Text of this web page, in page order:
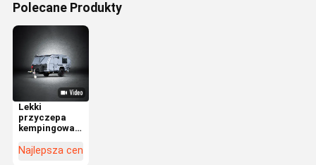
Polecane Produkty
Lekki
przyczepa
kempingowa
Explorer do
Najlepsza cena